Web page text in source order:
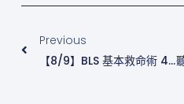
Previous
【8/9】BLS 基本救命術 4小時證照課程｜CPR+AED、基本急救概念與操作